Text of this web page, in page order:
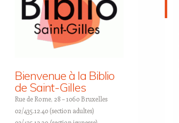
Bienvenue à la Biblio
de Saint-Gilles
Rue de Rome, 28 – 1060 Bruxelles
02/435.12.40 (section adultes)